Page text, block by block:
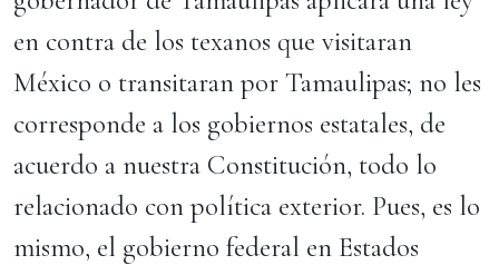
en contra de los texanos que visitaran
México o transitaran por Tamaulipas; no les
corresponde a los gobiernos estatales, de
acuerdo a nuestra Constitución, todo lo
relacionado con política exterior. Pues, es lo
mismo, el gobierno federal en Estados